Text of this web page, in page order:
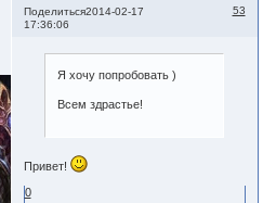
Поделиться 53
2014-02-17
17:36:06
Я хочу попробовать )
Всем здрастье!
Привет!
0